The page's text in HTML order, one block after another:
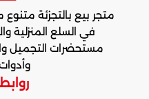
متجر بيع بالتجزئة
في السلع المنزلية
مستحضرات التجميل